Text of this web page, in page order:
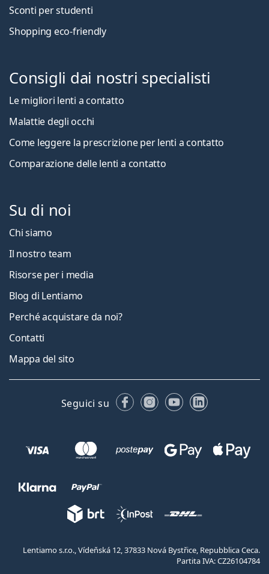
Sconti per studenti
Shopping eco-friendly
Consigli dai nostri specialisti
Le migliori lenti a contatto
Malattie degli occhi
Come leggere la prescrizione per lenti a contatto
Comparazione delle lenti a contatto
Su di noi
Chi siamo
Il nostro team
Risorse per i media
Blog di Lentiamo
Perché acquistare da noi?
Contatti
Mappa del sito
Seguici su FacebookInstagram
YouTubeLinkedIn
Lentiamo s.r.o., Vídeňská 12, 37833 Nová Bystřice, Repubblica Ceca.
Partita IVA: CZ26104784